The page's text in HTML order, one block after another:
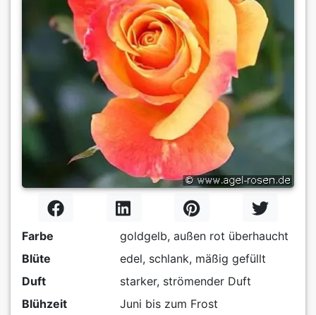
Farbe
goldgelb, außen rot überhaucht
Blüte
edel, schlank, mäßig gefüllt
Duft
starker, strömender Duft
Blühzeit
Juni bis zum Frost